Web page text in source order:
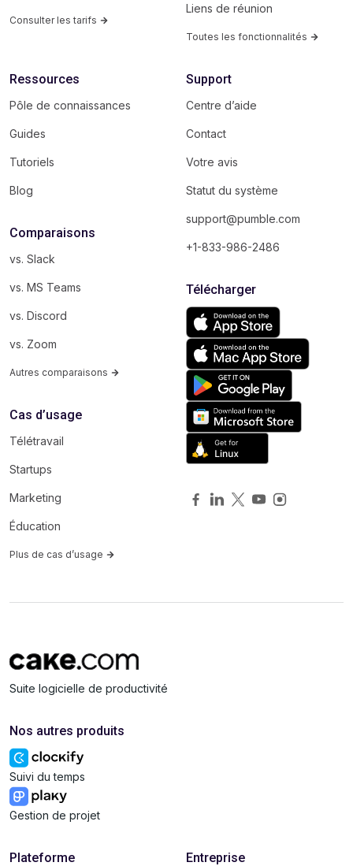
Consulter les tarifs
Liens de réunion
Toutes les fonctionnalités
Ressources
Pôle de connaissances
Guides
Tutoriels
Blog
Comparaisons
vs. Slack
vs. MS Teams
vs. Discord
vs. Zoom
Autres comparaisons
Cas d’usage
Télétravail
Startups
Marketing
Éducation
Plus de cas d’usage
Support
Centre d’aide
Contact
Votre avis
Statut du système
support@pumble.com
+1-833-986-2486
Télécharger
Suite logicielle de productivité
Nos autres produits
Suivi du temps
Gestion de projet
Plateforme Entreprise